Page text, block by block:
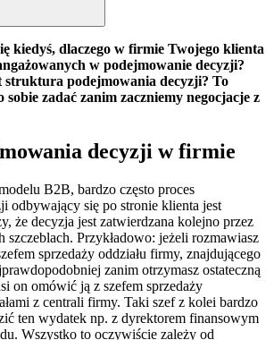
kiedyś, dlaczego w firmie Twojego klienta
w podejmowanie decyzji?
struktura podejmowania decyzji? To
zadać zanim zaczniemy negocjacje z
decyzji w firmie
B2B, bardzo często proces
odbywający się po stronie klienta jest
że decyzja jest zatwierdzana kolejno przez
szczeblach. Przykładowo: jeżeli rozmawiasz
sprzedaży oddziału firmy, znajdującego
zanim otrzymasz ostateczną
on omówić ją z szefem sprzedaży
z centrali firmy. Taki szef z kolei bardzo
ten wydatek np. z dyrektorem finansowym
Wszystko to oczywiście zależy od